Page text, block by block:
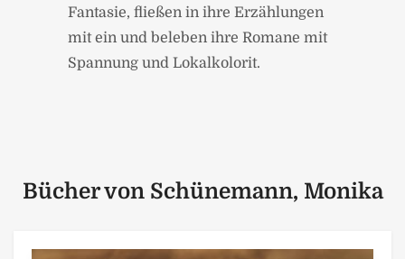
Fantasie, fließen in ihre Erzählungen
mit ein und beleben ihre Romane mit
Spannung und Lokalkolorit.
Bücher von Schünemann, Monika